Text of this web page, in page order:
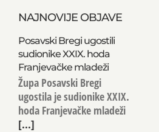
NAJNOVIJE OBJAVE
Posavski Bregi ugostili
sudionike XXIX. hoda
Franjevačke mladeži
Župa Posavski Bregi
ugostila je sudionike XXIX.
hoda Franjevačke mladeži
[...]